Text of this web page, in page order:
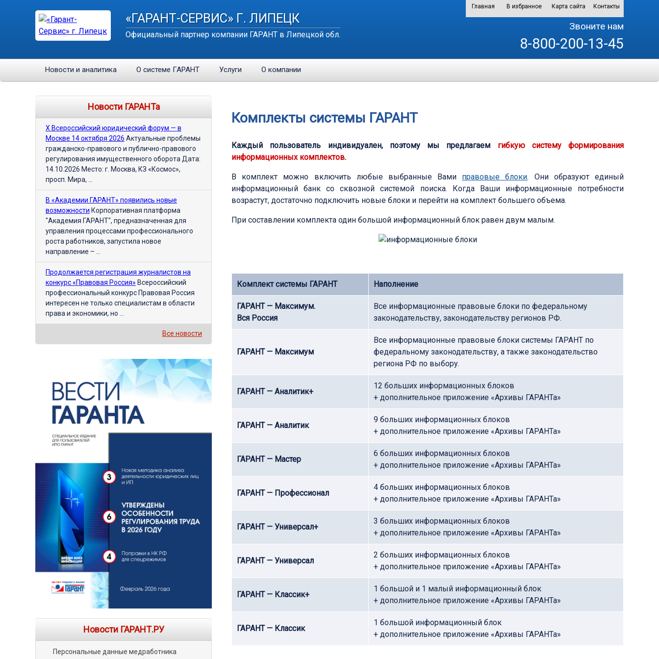
«ГАРАНТ-СЕРВИС» Г. ЛИПЕЦК
Официальный партнер компании ГАРАНТ в Липецкой обл.
Главная В избранное Карта сайта Контакты
Звоните нам
8-800-200-13-45
Новости и аналитика О системе ГАРАНТ Услуги О компании
Комплекты системы ГАРАНТ
Каждый пользователь индивидуален, поэтому мы предлагаем гибкую систему формирования
информационных комплектов.
В комплект можно включить любые выбранные Вами правовые блоки. Они образуют единый
информационный банк со сквозной системой поиска. Когда Ваши информационные потребности
возрастут, достаточно подключить новые блоки и перейти на комплект большего объема.
При составлении комплекта один большой информационный блок равен двум малым.
Комплект системы ГАРАНТ Наполнение
ГАРАНТ — Максимум.
Вся Россия
Все информационные правовые блоки по федеральному
законодательству, законодательству регионов РФ.
ГАРАНТ — Максимум
Все информационные правовые блоки системы ГАРАНТ по
федеральному законодательству, а также законодательство
региона РФ по выбору.
ГАРАНТ — Аналитик+
12 больших информационных блоков
+ дополнительное приложение «Архивы ГАРАНТа»
ГАРАНТ — Аналитик
9 больших информационных блоков
+ дополнительное приложение «Архивы ГАРАНТа»
ГАРАНТ — Мастер
6 больших информационных блоков
+ дополнительное приложение «Архивы ГАРАНТа»
ГАРАНТ — Профессионал
4 больших информационных блоков
+ дополнительное приложение «Архивы ГАРАНТа»
ГАРАНТ — Универсал+
3 больших информационных блоков
+ дополнительное приложение «Архивы ГАРАНТа»
ГАРАНТ — Универсал
2 больших информационных блоков
+ дополнительное приложение «Архивы ГАРАНТа»
ГАРАНТ — Классик+
1 большой и 1 малый информационный блок
+ дополнительное приложение «Архивы ГАРАНТа»
ГАРАНТ — Классик
1 большой информационный блок
+ дополнительное приложение «Архивы ГАРАНТа»
Новости ГАРАНТа
Х Всероссийский юридический форум — в
Москве 14 октября 2026 Актуальные проблемы
гражданско-правового и публично-правового
регулирования имущественного оборота Дата:
14.10.2026 Место: г. Москва, КЗ «Космос»,
просп. Мира, ...
В «Академии ГАРАНТ» появились новые
возможности Корпоративная платформа
"Академия ГАРАНТ", предназначенная для
управления процессами профессионального
роста работников, запустила новое
направление – ...
Продолжается регистрация журналистов на
конкурс «Правовая Россия» Всероссийский
профессиональный конкурс Правовая Россия
интересен не только специалистам в области
права и экономики, но ...
Все новости
Новости ГАРАНТ.РУ
Персональные данные медработника